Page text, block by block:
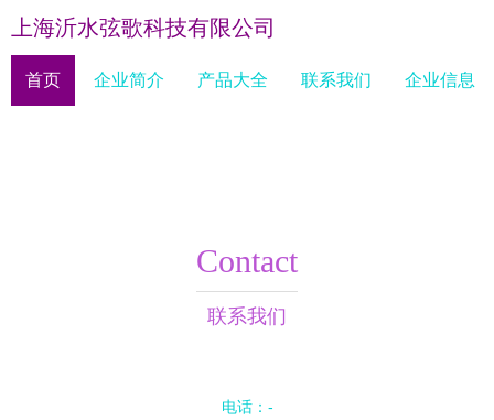
上海沂水弦歌科技有限公司
首页 企业简介 产品大全 联系我们 企业信息
Contact
联系我们
电话：-